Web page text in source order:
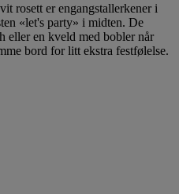
rosett er engangstallerkener i
«let's party» i midten. De
eller en kveld med bobler når
bord for litt ekstra festfølelse.